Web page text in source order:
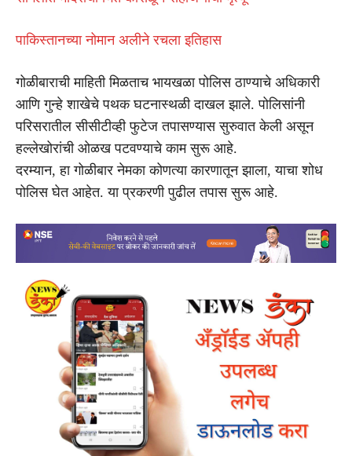
पाकिस्तानच्या नोमान अलीने रचला इतिहास
गोळीबाराची माहिती मिळताच भायखळा पोलिस ठाण्याचे अधिकारी
आणि गुन्हे शाखेचे पथक घटनास्थळी दाखल झाले. पोलिसांनी
परिसरातील सीसीटीव्ही फुटेज तपासण्यास सुरुवात केली असून
हल्लेखोरांची ओळख पटवण्याचे काम सुरू आहे.
दरम्यान, हा गोळीबार नेमका कोणत्या कारणातून झाला, याचा शोध
पोलिस घेत आहेत. या प्रकरणी पुढील तपास सुरू आहे.